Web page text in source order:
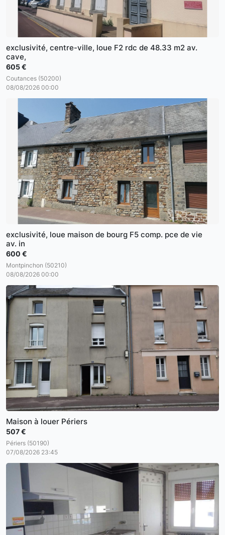
exclusivité, centre-ville, loue F2 rdc de 48.33 m2 av.
cave,
605 €
Coutances (50200)
08/08/2026 00:00
exclusivité, loue maison de bourg F5 comp. pce de vie
av. in
600 €
Montpinchon (50210)
08/08/2026 00:00
Maison à louer Périers
507 €
Périers (50190)
07/08/2026 23:45